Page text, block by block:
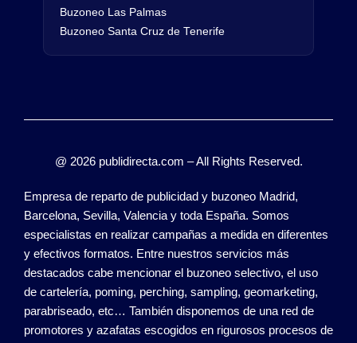
Buzoneo Las Palmas
Buzoneo Santa Cruz de Tenerife
@ 2026 publidirecta.com – All Rights Reserved.
Empresa de reparto de publicidad y buzoneo Madrid,
Barcelona, Sevilla, Valencia y toda España. Somos
especialistas en realizar campañas a medida en diferentes
y efectivos formatos. Entre nuestros servicios más
destacados cabe mencionar el buzoneo selectivo, el uso
de cartelería, poming, perching, sampling, geomarketing,
parabriseado, etc… También disponemos de una red de
promotores y azafatas escogidos en rigurosos procesos de